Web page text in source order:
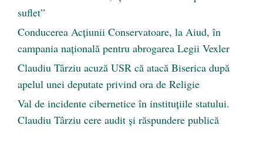
suflet”
Conducerea Acțiunii Conservatoare, la Aiud, în
campania națională pentru abrogarea Legii Vexler
Claudiu Târziu acuză USR că atacă Biserica după
apelul unei deputate privind ora de Religie
Val de incidente cibernetice în instituțiile statului.
Claudiu Târziu cere audit și răspundere publică